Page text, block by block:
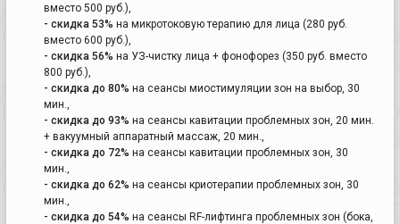
вместо 500 руб.),
- скидка 53% на микротоковую терапию для лица (280 руб.
вместо 600 руб.),
- скидка 56% на УЗ-чистку лица + фонофорез (350 руб. вместо
800 руб.),
- скидка до 80% на сеансы миостимуляции зон на выбор, 30
мин.,
- скидка до 93% на сеансы кавитации проблемных зон, 20 мин.
+ вакуумный аппаратный массаж, 20 мин.,
- скидка до 72% на сеансы кавитации проблемных зон, 30
мин.,
- скидка до 62% на сеансы криотерапии проблемных зон, 30
мин.,
- скидка до 54% на сеансы RF-лифтинга проблемных зон (бока,